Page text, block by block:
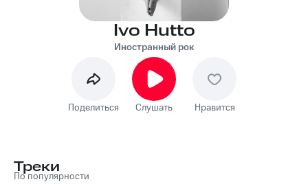
Ivo Hutto
Иностранный рок
Поделиться Слушать Нравится
Треки
По популярности